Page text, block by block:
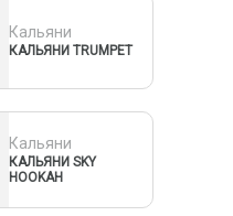
Кальяни
КАЛЬЯНИ TRUMPET
Кальяни
КАЛЬЯНИ SKY
HOOKAH